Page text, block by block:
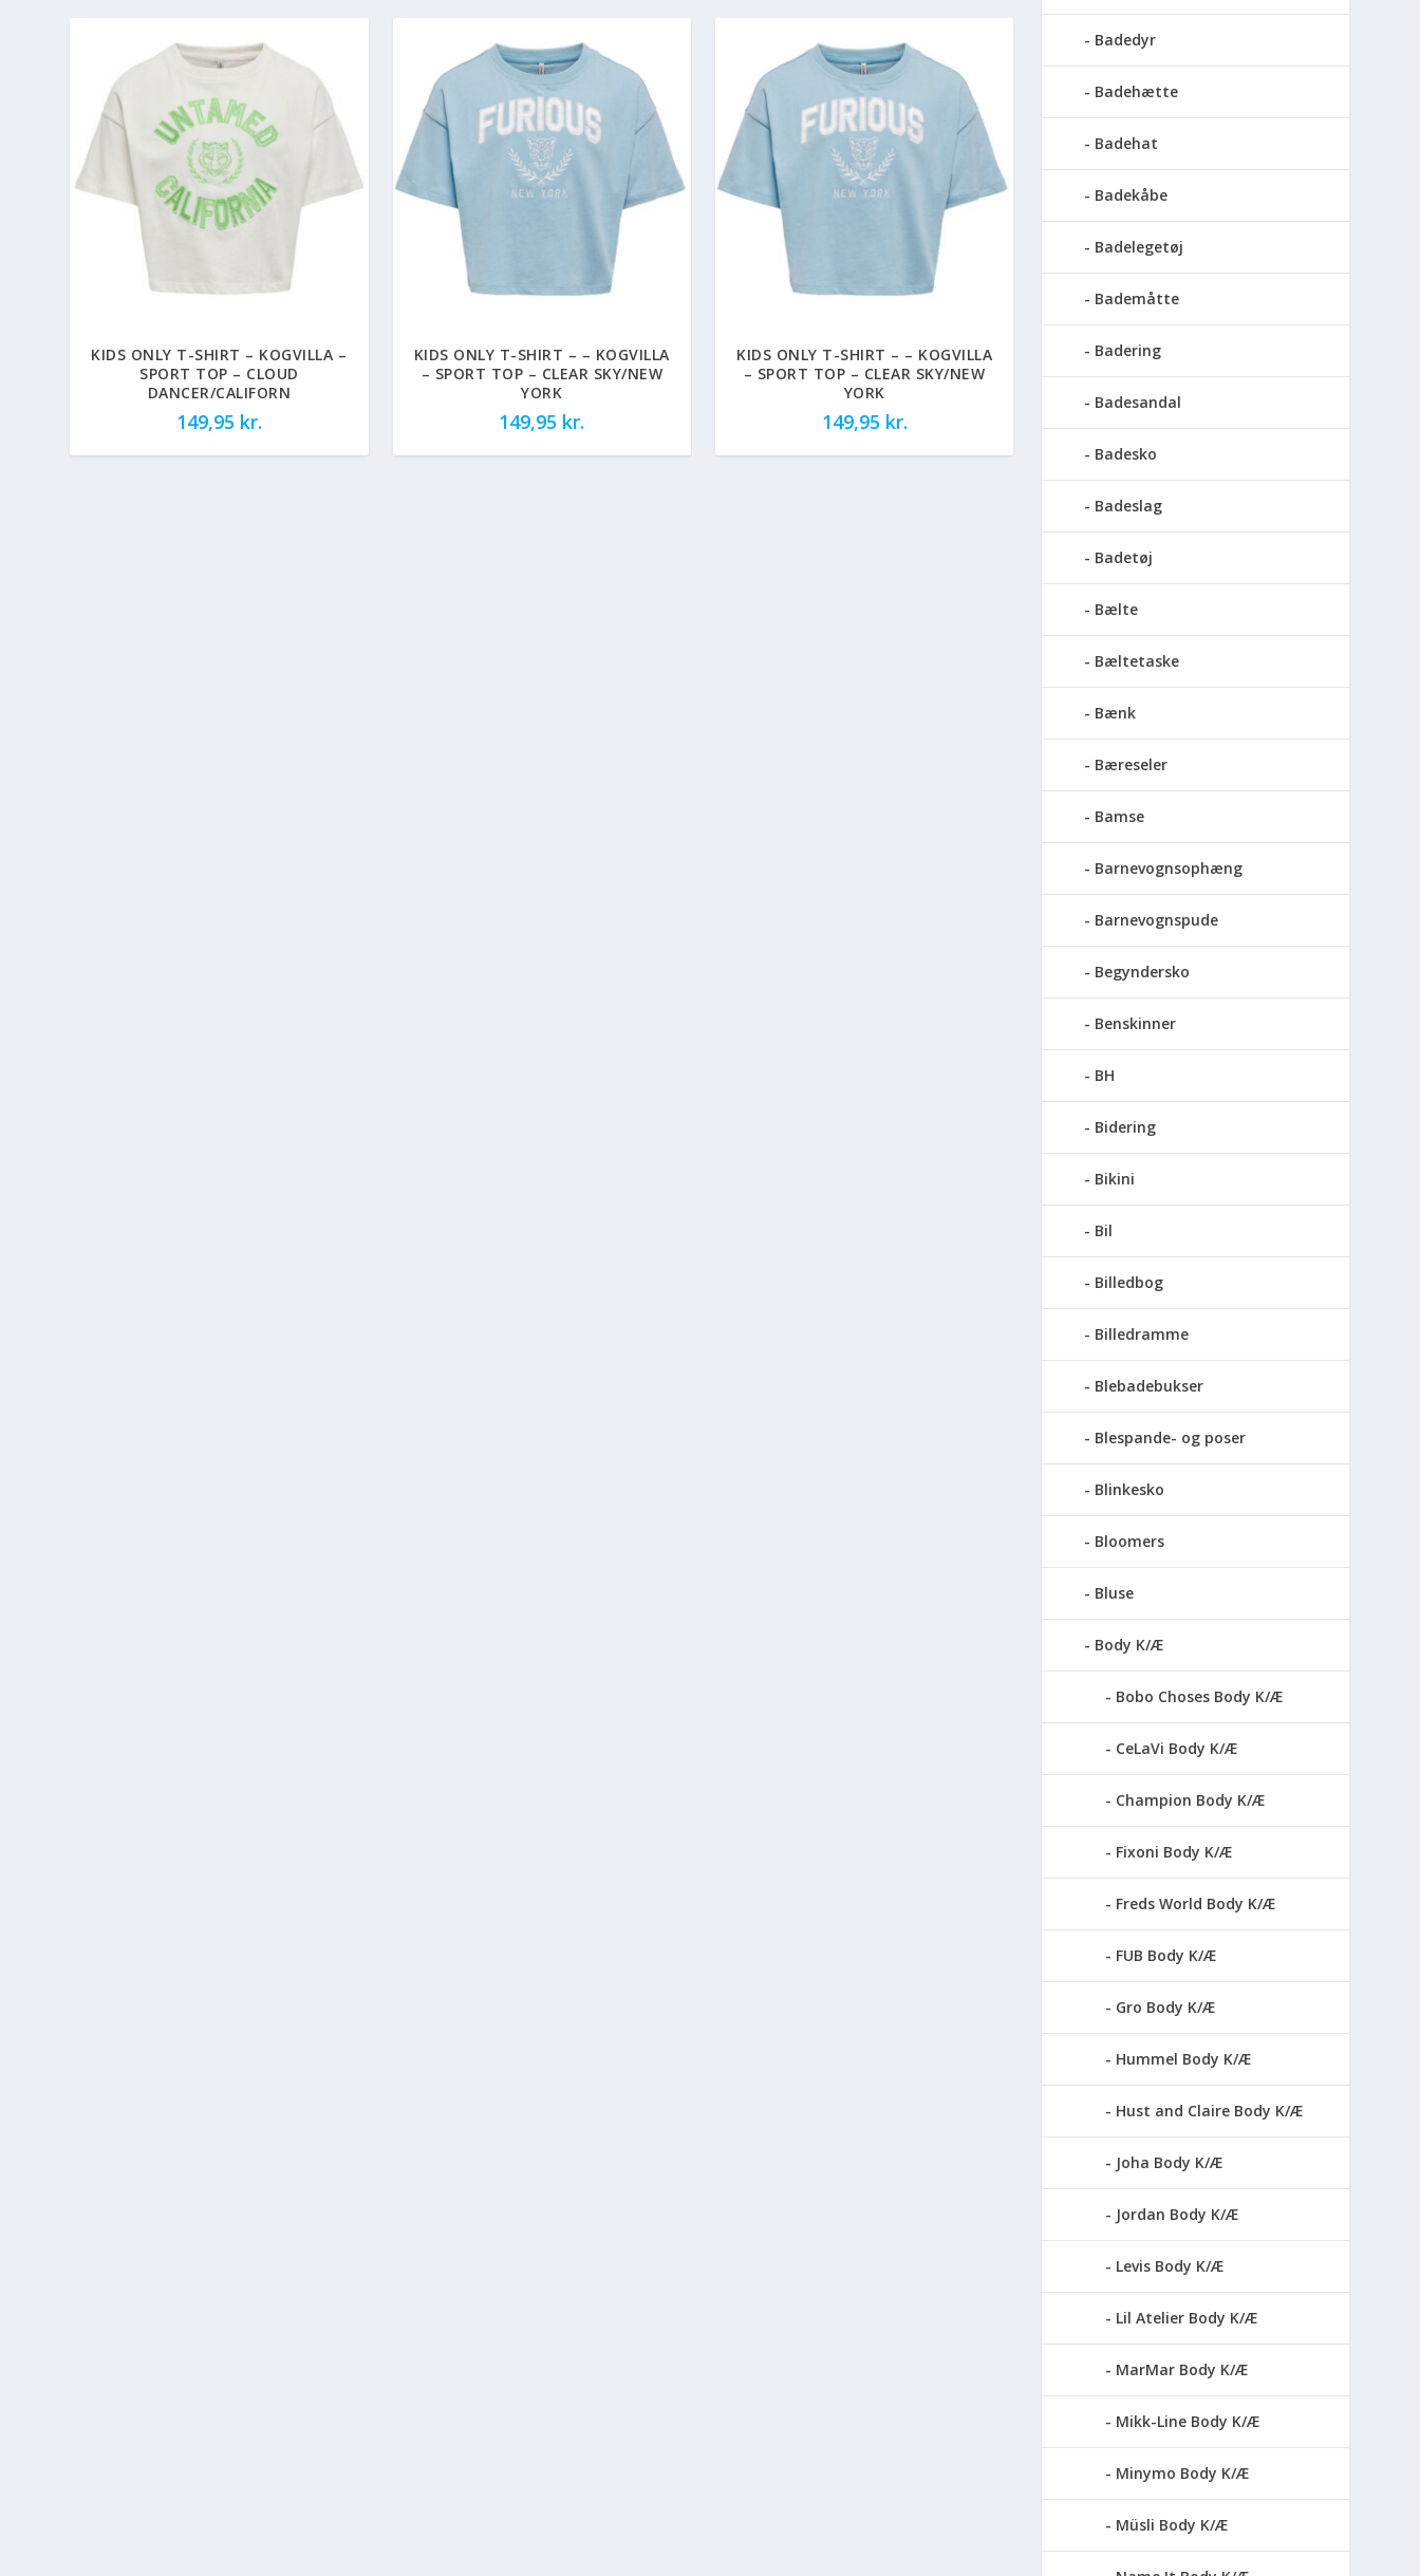
KIDS ONLY T-SHIRT – KOGVILLA –
SPORT TOP – CLOUD
DANCER/CALIFORN
149,95 kr.
KIDS ONLY T-SHIRT – – KOGVILLA
– SPORT TOP – CLEAR SKY/NEW
YORK
149,95 kr.
KIDS ONLY T-SHIRT – – KOGVILLA
– SPORT TOP – CLEAR SKY/NEW
YORK
149,95 kr.
Badedyr
Badehætte
Badehat
Badekåbe
Badelegetøj
Bademåtte
Badering
Badesandal
Badesko
Badeslag
Badetøj
Bælte
Bæltetaske
Bænk
Bæreseler
Bamse
Barnevognsophæng
Barnevognspude
Begyndersko
Benskinner
BH
Bidering
Bikini
Bil
Billedbog
Billedramme
Blebadebukser
Blespande- og poser
Blinkesko
Bloomers
Bluse
Body K/Æ
Bobo Choses Body K/Æ
CeLaVi Body K/Æ
Champion Body K/Æ
Fixoni Body K/Æ
Freds World Body K/Æ
FUB Body K/Æ
Gro Body K/Æ
Hummel Body K/Æ
Hust and Claire Body K/Æ
Joha Body K/Æ
Jordan Body K/Æ
Levis Body K/Æ
Lil Atelier Body K/Æ
MarMar Body K/Æ
Mikk-Line Body K/Æ
Minymo Body K/Æ
Müsli Body K/Æ